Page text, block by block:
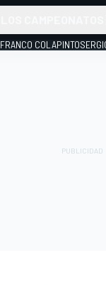
FRANCO COLAPINTO